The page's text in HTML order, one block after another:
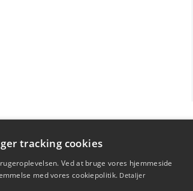
tracking cookies
Ved at bruge vores hjemmeside
med vores cookiepolitik. Detaljer